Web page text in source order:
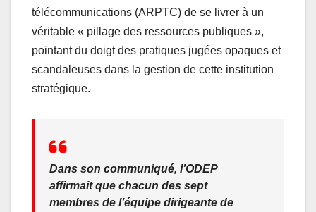
télécommunications (ARPTC) de se livrer à un
véritable « pillage des ressources publiques »,
pointant du doigt des pratiques jugées opaques et
scandaleuses dans la gestion de cette institution
stratégique.
Dans son communiqué, l’ODEP
affirmait que chacun des sept
membres de l’équipe dirigeante de